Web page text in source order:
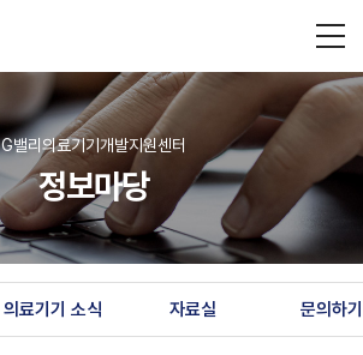
G밸리의료기기개발지원센터
정보마당
의료기기 소식 자료실 문의하기